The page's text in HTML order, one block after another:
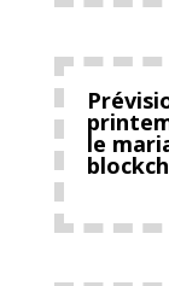
le